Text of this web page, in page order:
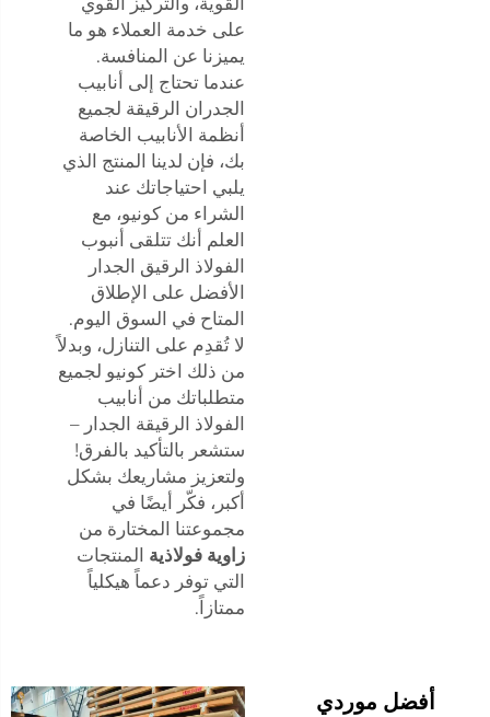
على خدمة العملاء هو ما
يميزنا عن المنافسة.
عندما تحتاج إلى أنابيب
الجدران الرقيقة لجميع
أنظمة الأنابيب الخاصة
بك، فإن لدينا المنتج الذي
يلبي احتياجاتك عند
الشراء من كونيو، مع
العلم أنك تتلقى أنبوب
الفولاذ الرقيق الجدار
الأفضل على الإطلاق
المتاح في السوق اليوم.
لا تُقدِم على التنازل، وبدلاً
من ذلك اختر كونيو لجميع
متطلباتك من أنابيب
الفولاذ الرقيقة الجدار –
ستشعر بالتأكيد بالفرق!
ولتعزيز مشاريعك بشكل
أكبر، فكّر أيضًا في
مجموعتنا المختارة من
زاوية فولاذية المنتجات
التي توفر دعماً هيكلياً
ممتازاً.
أفضل موردي